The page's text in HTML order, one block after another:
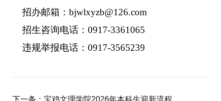
招办邮箱：bjwlxyzb@126.com
招生咨询电话： 0917-3361065
违规举报电话：0917-3565239
下一条： 宝鸡文理学院2026年本科生迎新流程